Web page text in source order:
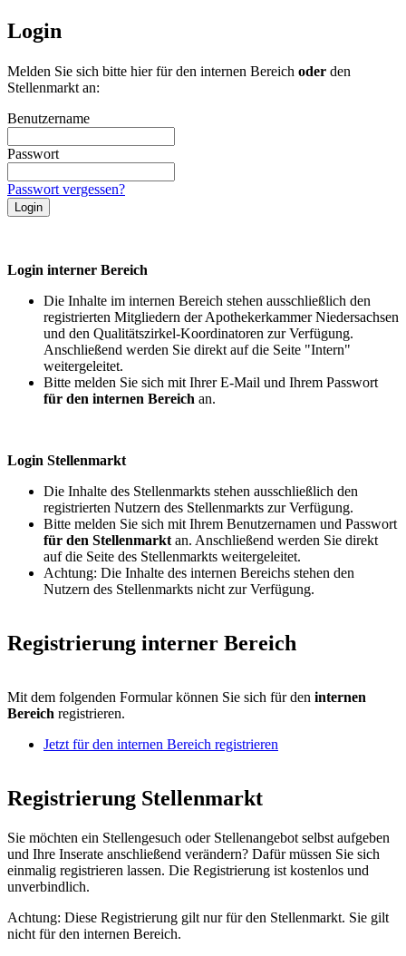
Login
Melden Sie sich bitte hier für den internen Bereich oder den
Stellenmarkt an:
Benutzername
Passwort
Passwort vergessen?
Login interner Bereich
Die Inhalte im internen Bereich stehen ausschließlich den
registrierten Mitgliedern der Apothekerkammer Niedersachsen
und den Qualitätszirkel-Koordinatoren zur Verfügung.
Anschließend werden Sie direkt auf die Seite "Intern"
weitergeleitet.
Bitte melden Sie sich mit Ihrer E-Mail und Ihrem Passwort
für den internen Bereich an.
Login Stellenmarkt
Die Inhalte des Stellenmarkts stehen ausschließlich den
registrierten Nutzern des Stellenmarkts zur Verfügung.
Bitte melden Sie sich mit Ihrem Benutzernamen und Passwort
für den Stellenmarkt an. Anschließend werden Sie direkt
auf die Seite des Stellenmarkts weitergeleitet.
Achtung: Die Inhalte des internen Bereichs stehen den
Nutzern des Stellenmarkts nicht zur Verfügung.
Registrierung interner Bereich
Mit dem folgenden Formular können Sie sich für den internen
Bereich registrieren.
Jetzt für den internen Bereich registrieren
Registrierung Stellenmarkt
Sie möchten ein Stellengesuch oder Stellenangebot selbst aufgeben
und Ihre Inserate anschließend verändern? Dafür müssen Sie sich
einmalig registrieren lassen. Die Registrierung ist kostenlos und
unverbindlich.
Achtung: Diese Registrierung gilt nur für den Stellenmarkt. Sie gilt
nicht für den internen Bereich.